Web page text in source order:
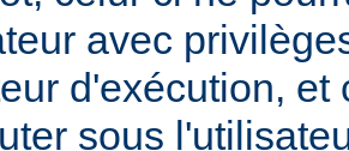
avec
d'exécution, et
sous